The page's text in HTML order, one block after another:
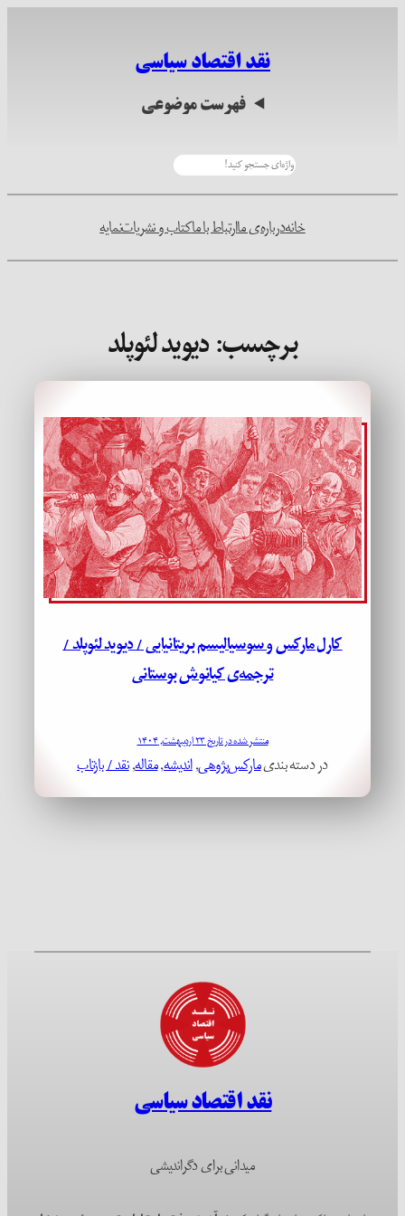
نقد اقتصاد سیاسی
فهرست موضوعی
خانهدرباره‌ی ماارتباط با ماکتاب و نشریاتنمایه
برچسب:دیوید لئوپلد
کارل مارکس و سوسیالیسم بریتانیایی / دیوید لئوپلد /
ترجمه‌ی کیانوش بوستانی
منتشر شده در تاریخ ۲۳ اردیبهشت, ۱۴۰۴
در دسته بندیمارکس‌پژوهی, اندیشه, مقاله, نقد / بازتاب
نقد اقتصاد سیاسی
میدانی برای دگراندیشی